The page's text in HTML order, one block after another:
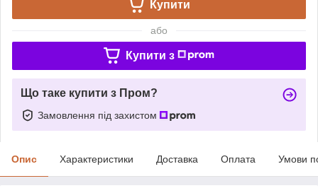
Купити
або
Купити з
Що таке купити з Пром?
Замовлення під захистом
Опис Характеристики Доставка Оплата Умови